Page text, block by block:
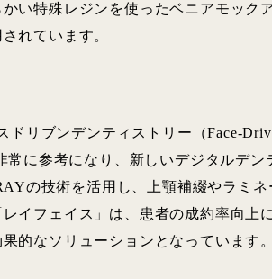
い特殊レジンを使ったベニアモック
れています。
リブンデンティストリー（Face-
常に参考になり、新しいデジタルデン
の技術を活用し、上顎補綴やラミ
イフェイス」は、患者の成約率向上
的なソリューションとなっています。